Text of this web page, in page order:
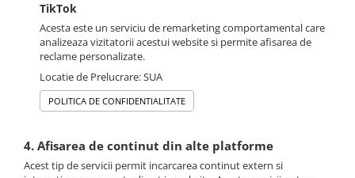
TikTok
Acesta este un serviciu de remarketing comportamental care
analizeaza vizitatorii acestui website si permite afisarea de
reclame personalizate.
Locatie de Prelucrare: SUA
POLITICA DE CONFIDENTIALITATE
4. Afisarea de continut din alte platforme
Acest tip de servicii permit incarcarea continut extern si